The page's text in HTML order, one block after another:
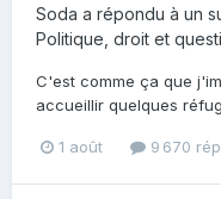
Soda a répondu à un
Politique, droit et
C'est comme ça que
accueillir quelques
1 août 9 670